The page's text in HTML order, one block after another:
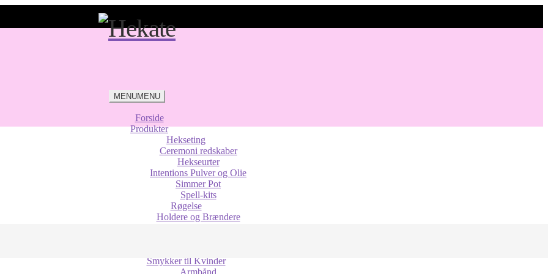
MENUMENU
Forside
Produkter
Hekseting
Ceremoni redskaber
Hekseurter
Intentions Pulver og Olie
Simmer Pot
Spell-kits
Røgelse
Holdere og Brændere
Smykker til Kvinder
Armbånd